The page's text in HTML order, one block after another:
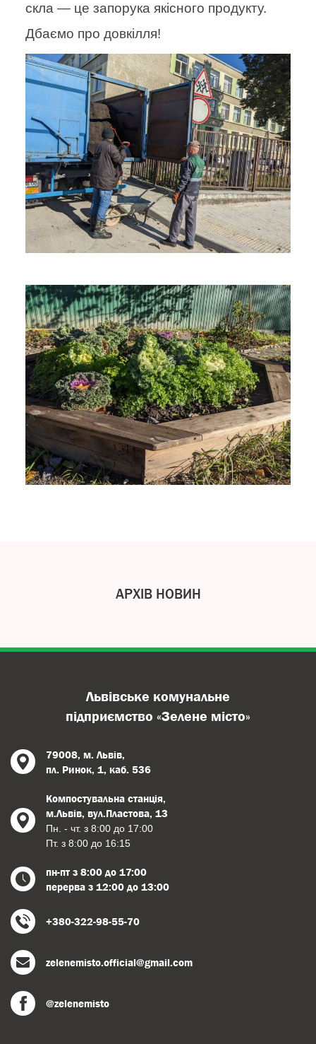
скла — це запорука якісного продукту.
Дбаємо про довкілля!
АРХІВ НОВИН
Львівське комунальне
підприємство «Зелене місто»
79008, м. Львів,
пл. Ринок, 1, каб. 536
Компостувальна станція,
м.Львів, вул.Пластова, 13
Пн. - чт. з 8:00 до 17:00
Пт. з 8:00 до 16:15
пн-пт з 8:00 до 17:00
перерва з 12:00 до 13:00
+380-322-98-55-70
zelenemisto.official@gmail.com
@zelenemisto